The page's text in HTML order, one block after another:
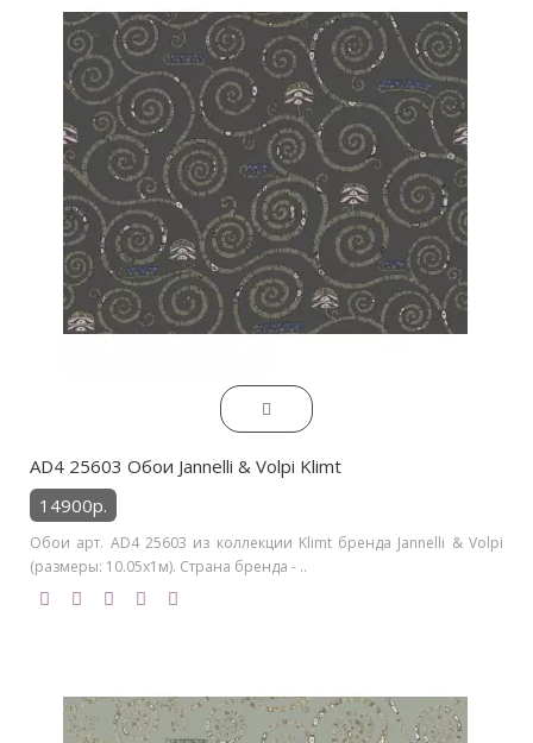
AD4 25603 Обои Jannelli & Volpi Klimt
14900р.
Обои арт. AD4 25603 из коллекции Klimt бренда Jannelli & Volpi
(размеры: 10.05х1м). Страна бренда - ..